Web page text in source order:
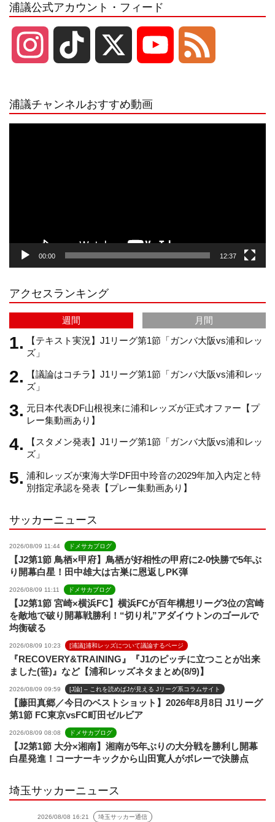
浦議公式アカウント・フィード
r
a
m
e
C
h
a
n
n
e
浦議チャンネルおすすめ動画
00:00 12:37
アクセスランキング
週間
月間
【テキスト実況】J1リーグ第1節「ガンバ大阪vs浦和レッ
ズ」
【議論はコチラ】J1リーグ第1節「ガンバ大阪vs浦和レッ
ズ」
元日本代表DF山根視来に浦和レッズが正式オファー【プ
レー集動画あり】
【スタメン発表】J1リーグ第1節「ガンバ大阪vs浦和レッ
ズ」
浦和レッズが東海大学DF田中玲音の2029年加入内定と特
別指定承認を発表【プレー集動画あり】
サッカーニュース
2026/08/09 11:44 ドメサカブログ
【J2第1節 鳥栖×甲府】鳥栖が好相性の甲府に2-0快勝で5年ぶ
り開幕白星！田中雄大は古巣に恩返しPK弾
2026/08/09 11:11 ドメサカブログ
【J2第1節 宮崎×横浜FC】横浜FCが百年構想リーグ3位の宮崎
を敵地で破り開幕戦勝利！“切り札”アダイウトンのゴールで
均衡破る
2026/08/09 10:23 [浦議]浦和レッズについて議論するページ
『RECOVERY&TRAINING』『J1のピッチに立つことが出来
ました(笹)』など【浦和レッズネタまとめ(8/9)】
2026/08/09 09:59 [J論] – これを読めばJが見える Jリーグ系コラムサイト
【藤田真郷／今日のベストショット】2026年8月8日 J1リーグ
第1節 FC東京vsFC町田ゼルビア
2026/08/09 08:08 ドメサカブログ
【J2第1節 大分×湘南】湘南が5年ぶりの大分戦を勝利し開幕
白星発進！コーナーキックから山田寛人がボレーで決勝点
埼玉サッカーニュース
2026/08/08 16:21 埼玉サッカー通信